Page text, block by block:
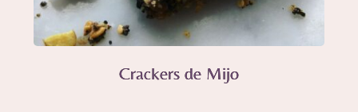
Crackers de Mijo